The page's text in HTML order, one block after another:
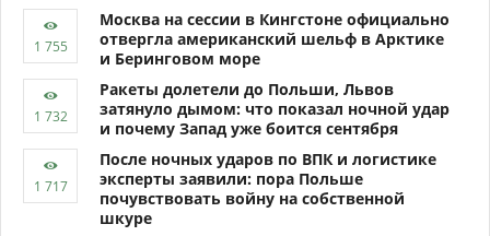
Москва на сессии в Кингстоне официально
отвергла американский шельф в Арктике
и Беринговом море
Ракеты долетели до Польши, Львов
затянуло дымом: что показал ночной удар
и почему Запад уже боится сентября
После ночных ударов по ВПК и логистике
эксперты заявили: пора Польше
почувствовать войну на собственной
шкуре